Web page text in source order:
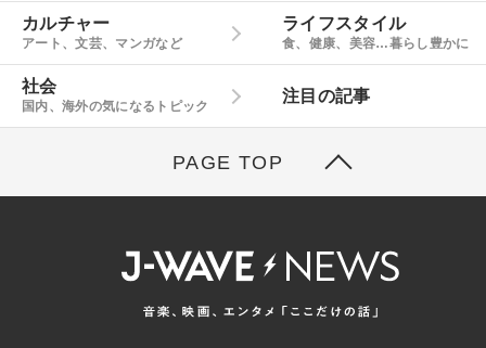
カルチャー
アート、文芸、マンガなど
ライフスタイル
食、健康、美容…暮らし豊かに
社会
国内、海外の気になるトピック
注目の記事
PAGE TOP